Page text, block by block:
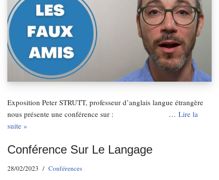
Exposition Peter STRUTT, professeur d’anglais langue étrangère
nous présente une conférence sur : … Lire la
suite »
Conférence Sur Le Langage
28/02/2023 Conférences